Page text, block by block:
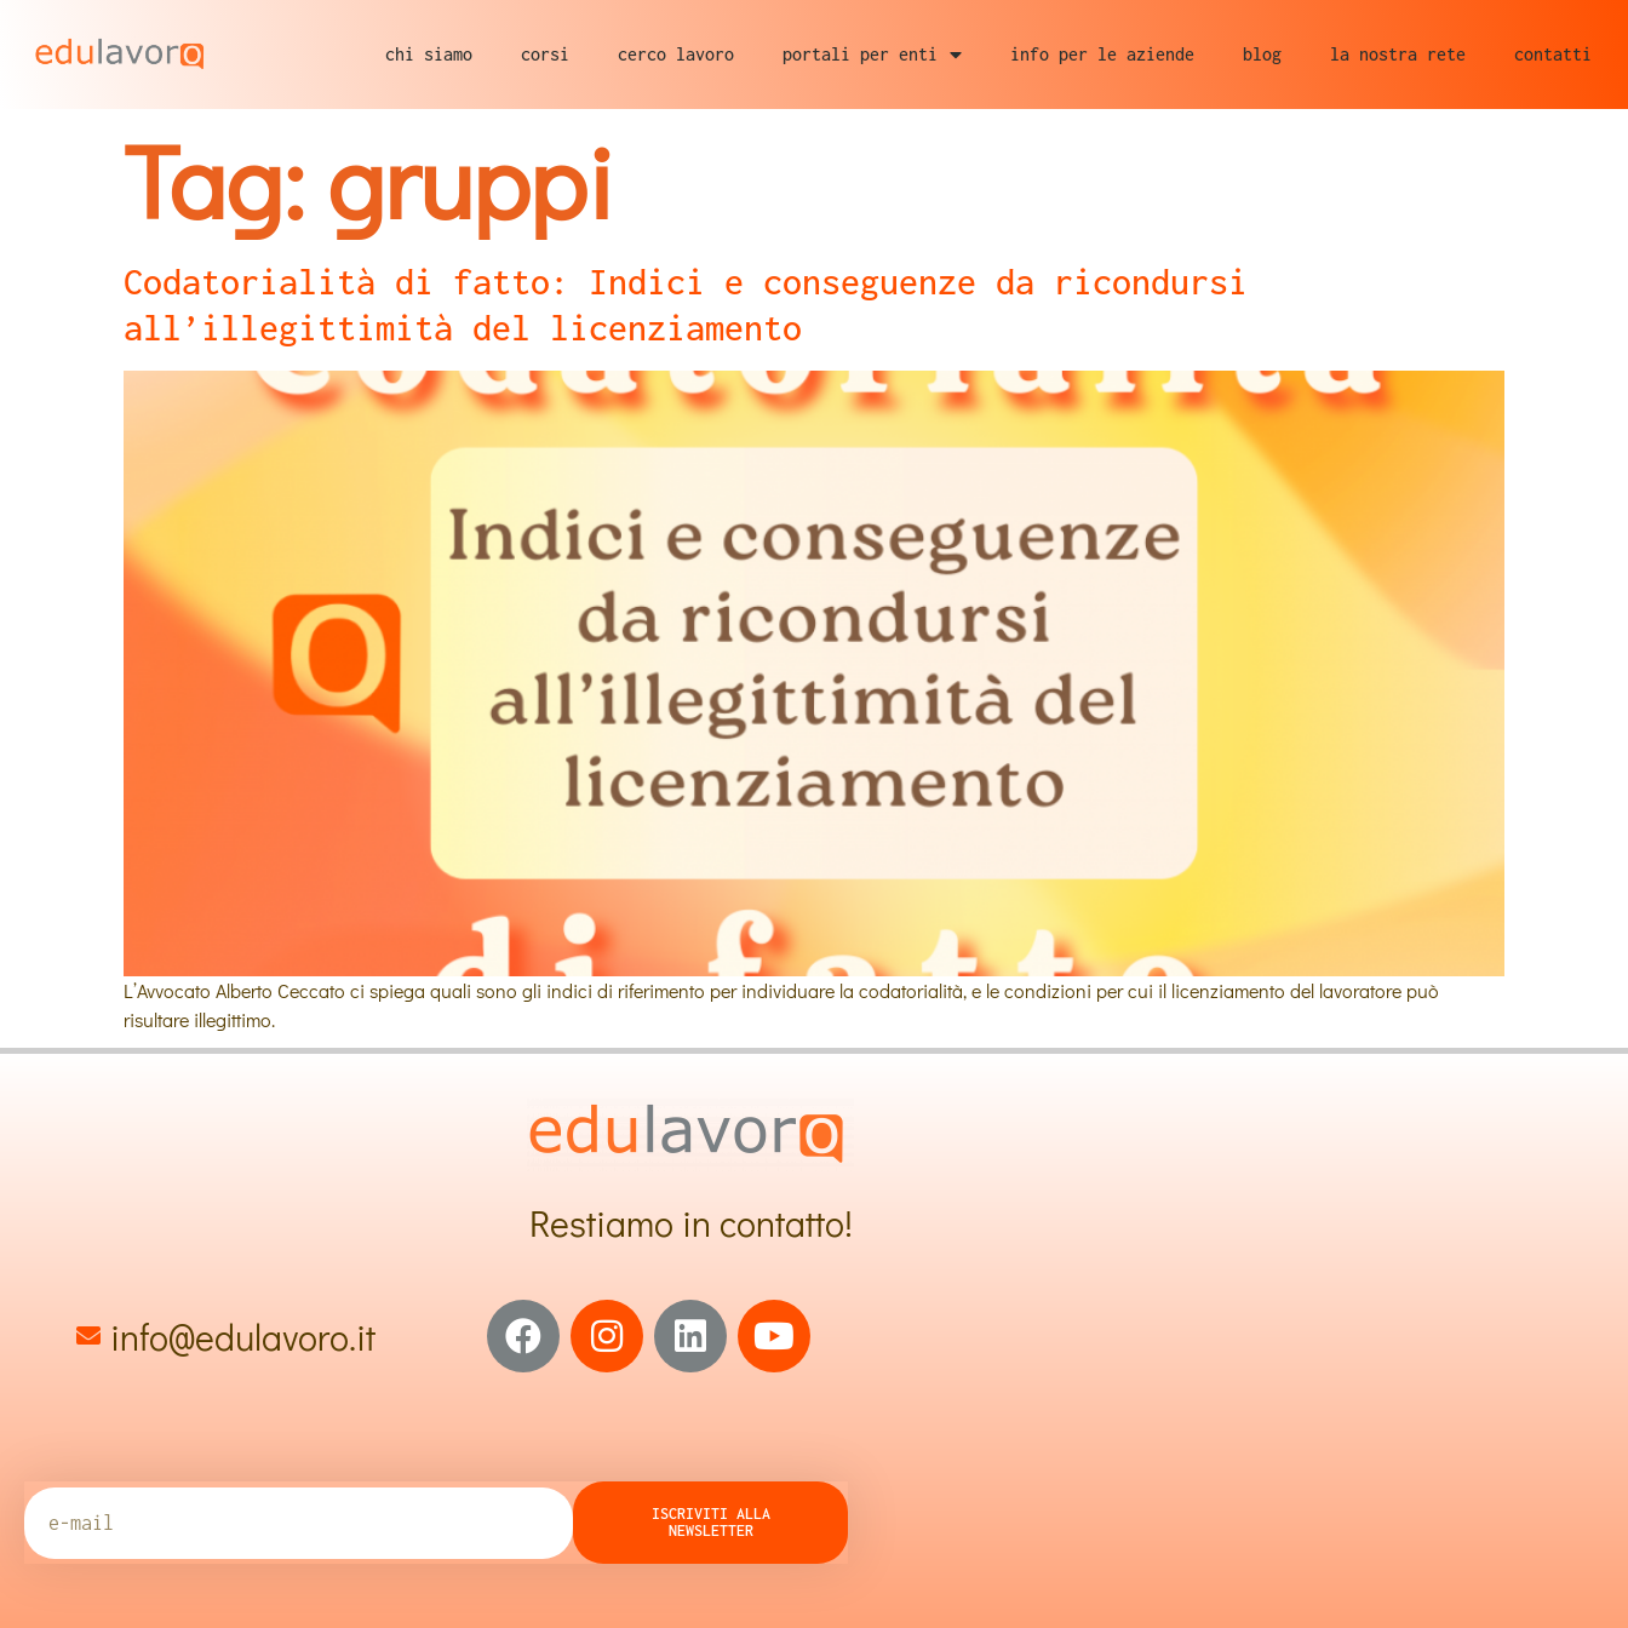
chi siamo corsi cerco lavoro portali per enti info per le aziende blog la nostra rete contatti
Tag:gruppi
Codatorialità di fatto: Indici e conseguenze da ricondursi
all’illegittimità del licenziamento
L’Avvocato Alberto Ceccato ci spiega quali sono gli indici di riferimento per individuare la codatorialità, e le condizioni per cui il licenziamento del lavoratore può
risultare illegittimo.
Restiamo in contatto!
info@edulavoro.it
ISCRIVITI ALLA
NEWSLETTER